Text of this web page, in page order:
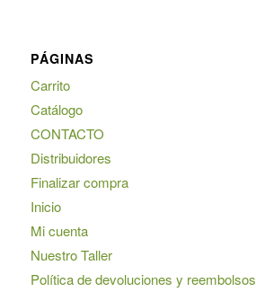
PÁGINAS
Carrito
Catálogo
CONTACTO
Distribuidores
Finalizar compra
Inicio
Mi cuenta
Nuestro Taller
Política de devoluciones y reembolsos